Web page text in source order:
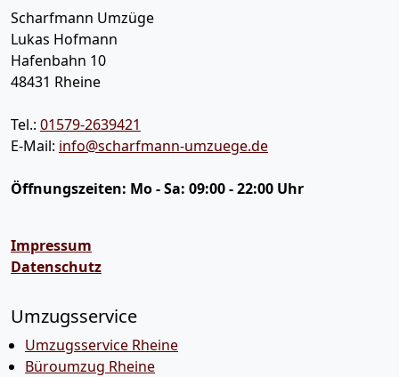
Scharfmann Umzüge
Lukas Hofmann
Hafenbahn 10
48431 Rheine
Tel.: 01579-2639421
E-Mail: info@scharfmann-umzuege.de
Öffnungszeiten: Mo - Sa: 09:00 - 22:00 Uhr
Impressum
Datenschutz
Umzugsservice
Umzugsservice Rheine
Büroumzug Rheine